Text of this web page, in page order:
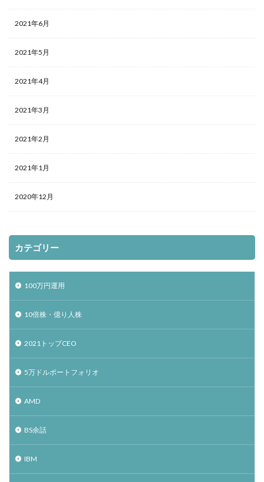
2021年6月
2021年5月
2021年4月
2021年3月
2021年2月
2021年1月
2020年12月
カテゴリー
100万円運用
10倍株・億り人株
2021トップCEO
5万ドルポートフォリオ
AMD
BS余話
IBM